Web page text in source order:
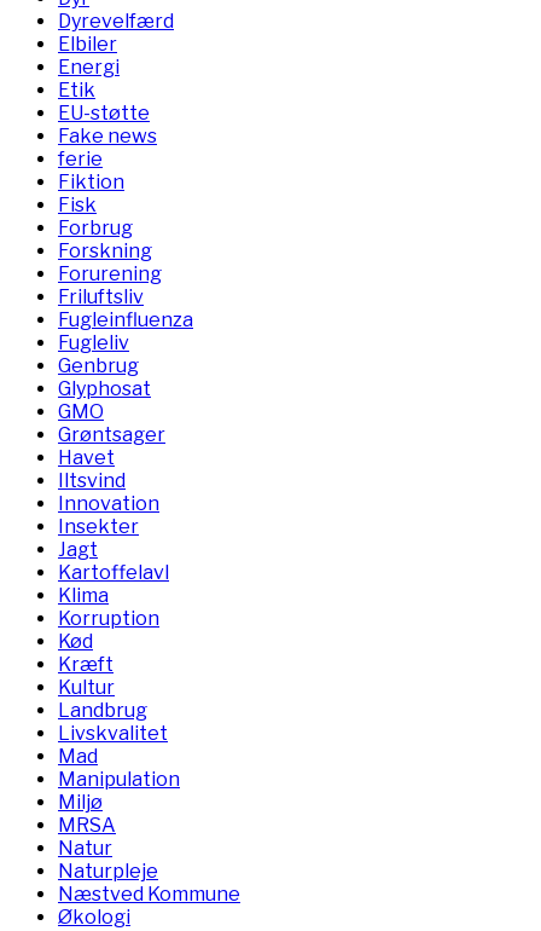
Dyrevelfærd
Elbiler
Energi
Etik
EU-støtte
Fake news
ferie
Fiktion
Fisk
Forbrug
Forskning
Forurening
Friluftsliv
Fugleinfluenza
Fugleliv
Genbrug
Glyphosat
GMO
Grøntsager
Havet
Iltsvind
Innovation
Insekter
Jagt
Kartoffelavl
Klima
Korruption
Kød
Kræft
Kultur
Landbrug
Livskvalitet
Mad
Manipulation
Miljø
MRSA
Natur
Naturpleje
Næstved Kommune
Økologi